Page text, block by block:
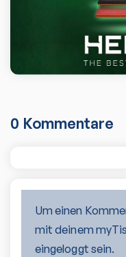
0 Kommentare
Um einen
mit deinem
eingeloggt sein.